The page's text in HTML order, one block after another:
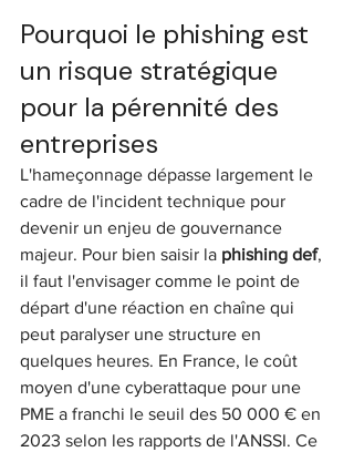
Pourquoi le phishing est
un risque stratégique
pour la pérennité des
entreprises
L'hameçonnage dépasse largement le
cadre de l'incident technique pour
devenir un enjeu de gouvernance
majeur. Pour bien saisir la phishing def,
il faut l'envisager comme le point de
départ d'une réaction en chaîne qui
peut paralyser une structure en
quelques heures. En France, le coût
moyen d'une cyberattaque pour une
PME a franchi le seuil des 50 000 € en
2023 selon les rapports de l'ANSSI. Ce